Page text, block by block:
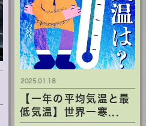
【一年の平均気温と最
低気温】世界一寒...
2025.01.18